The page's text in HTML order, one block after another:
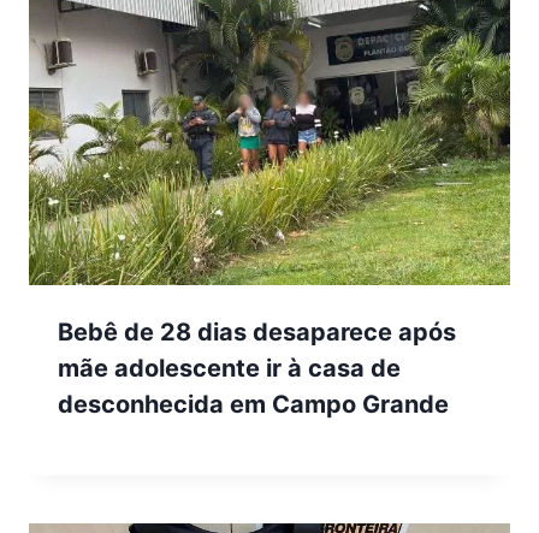
Bebê de 28 dias desaparece após
mãe adolescente ir à casa de
desconhecida em Campo Grande